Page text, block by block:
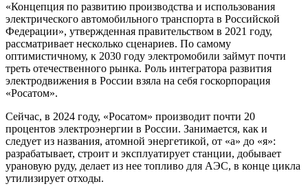
«Концепция по развитию производства и использования
электрического автомобильного транспорта в Российской
Федерации», утвержденная правительством в 2021 году,
рассматривает несколько сценариев. По самому
оптимистичному, к 2030 году электромобили займут почти
треть отечественного рынка. Роль интегратора развития
электродвижения в России взяла на себя госкорпорация
«Росатом».
Сейчас, в 2024 году, «Росатом» производит почти 20
процентов электроэнергии в России. Занимается, как и
следует из названия, атомной энергетикой, от «а» до «я»:
разрабатывает, строит и эксплуатирует станции, добывает
урановую руду, делает из нее топливо для АЭС, в конце цикла
утилизирует отходы.